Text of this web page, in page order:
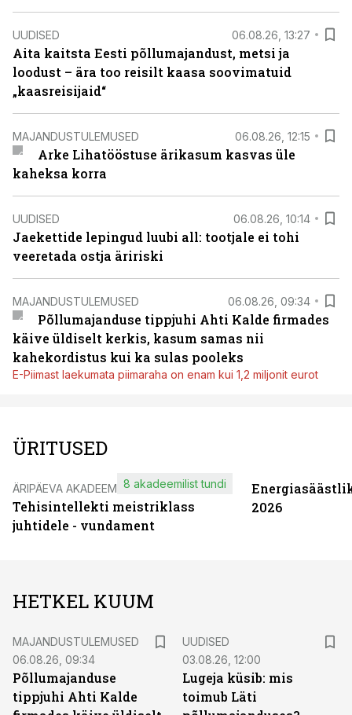
UUDISED 06.08.26, 13:27
Aita kaitsta Eesti põllumajandust, metsi ja
loodust – ära too reisilt kaasa soovimatuid
„kaasreisijaid“
MAJANDUSTULEMUSED 06.08.26, 12:15
Arke Lihatööstuse ärikasum kasvas üle
kaheksa korra
UUDISED 06.08.26, 10:14
Jaekettide lepingud luubi all: tootjale ei tohi
veeretada ostja äririski
MAJANDUSTULEMUSED 06.08.26, 09:34
Põllumajanduse tippjuhi Ahti Kalde firmades
käive üldiselt kerkis, kasum samas nii
kahekordistus kui ka sulas pooleks
E-Piimast laekumata piimaraha on enam kui 1,2 miljonit eurot
ÜRITUSED
ÄRIPÄEVA AKADEEMIA
Tehisintellekti meistriklass
juhtidele - vundament
8 akadeemilist tundi
2026
HETKEL KUUM
MAJANDUSTULEMUSED
06.08.26, 09:34
Põllumajanduse
tippjuhi Ahti Kalde
UUDISED
03.08.26, 12:00
Lugeja küsib: mis
toimub Läti